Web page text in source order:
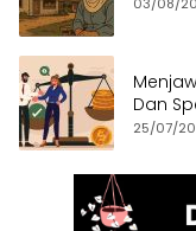
Dan
25/07/